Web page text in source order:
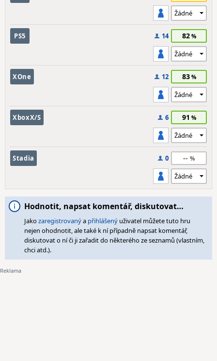
PS5 14 82
XOne 12 83
XboxX/S 6 91
Stadia 0 --
Hodnotit, napsat komentář, diskutovat…
Jakozaregistrovanýa přihlášený uživatel můžete tuto hru
nejen ohodnotit, ale také k ní případně napsat komentář,
diskutovat o ní či ji zařadit do některého ze seznamů (vlastním,
chci atd.).